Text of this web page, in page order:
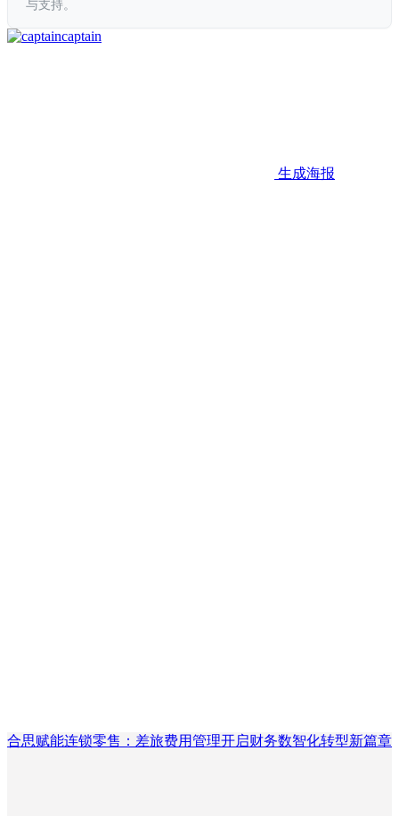
与支持。
captain
生成海报
合思赋能连锁零售：差旅费用管理开启财务数智化转型新篇章